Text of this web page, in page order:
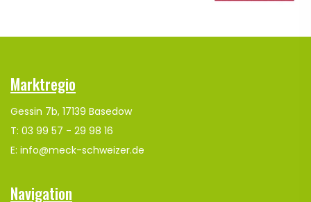
Marktregio
Gessin 7b, 17139 Basedow
T: 03 99 57 - 29 98 16
E: info@meck-schweizer.de
Navigation